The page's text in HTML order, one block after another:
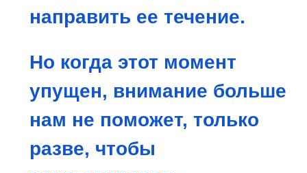
направить ее течение.
Но когда этот момент
упущен, внимание больше
нам не поможет, только
разве, чтобы